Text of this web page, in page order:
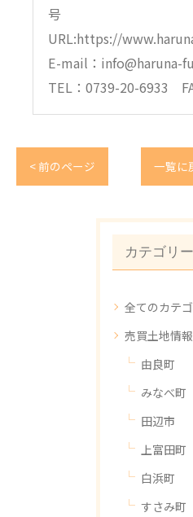
号
URL:https://
E-mail：info@haruna-
TEL：0739-20-6933
< 前のページ 一覧に
カテゴリー
全てのカテ
売買土地情報
由良町
みなべ町
田辺市
上富田町
白浜町
すさみ町